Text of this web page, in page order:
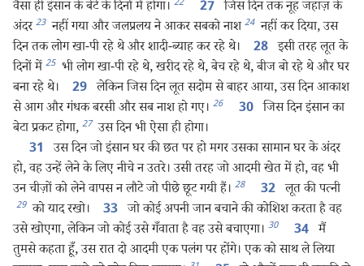
वैसा ही इंसान के बेटे के दिनों में होगा। 22 27 जिस दिन तक नूह जहाज़ के
अंदर 23 नहीं गया और जलप्रलय ने आकर सबको नाश 24 नहीं कर दिया, उस
दिन तक लोग खा-पी रहे थे और शादी-ब्याह कर रहे थे।
28 इसी तरह लूत के
दिनों में 25 भी लोग खा-पी रहे थे, खरीद रहे थे, बेच रहे थे, बीज बो रहे थे और घर
बना रहे थे।
29 लेकिन जिस दिन लूत सदोम से बाहर आया, उस दिन आकाश
से आग और गंधक बरसी और सब नाश हो गए। 26 30 जिस दिन इंसान का
बेटा प्रकट होगा, 27 उस दिन भी ऐसा ही होगा।
31
उस दिन जो इंसान घर की छत पर हो मगर उसका सामान घर के अंदर
हो, वह उन्हें लेने के लिए नीचे न उतरे। उसी तरह जो आदमी खेत में हो, वह भी
उन चीज़ों को लेने वापस न लौटे जो पीछे छूट गयी हैं। 28 32 लूत की पत्नी
29 को याद रखो। 33 जो कोई अपनी जान बचाने की कोशिश करता है वह
उसे खोएगा, लेकिन जो कोई उसे गँवाता है वह उसे बचाएगा। 30 34 मैं
तुमसे कहता हूँ, उस रात दो आदमी एक पलंग पर होंगे। एक को साथ ले लिया